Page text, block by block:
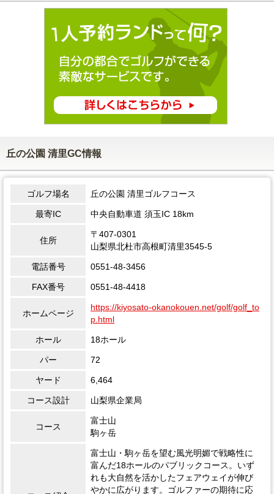
丘の公園 清里GC情報
ゴルフ場名 丘の公園 清里ゴルフコース
最寄IC 中央自動車道 須玉IC 18km
住所
〒407-0301
山梨県北杜市高根町清里3545-5
電話番号 0551-48-3456
FAX番号 0551-48-4418
ホームページ
https://kiyosato-okanokouen.net/golf/golf_to
p.html
ホール 18ホール
パー 72
ヤード 6,464
コース設計 山梨県企業局
コース
富士山
駒ヶ岳
富士山・駒ヶ岳を望む風光明媚で戦略性に
富んだ18ホールのパブリックコース。いず
れも大自然を活かしたフェアウェイが伸び
やかに広がります。ゴルファーの期待に応